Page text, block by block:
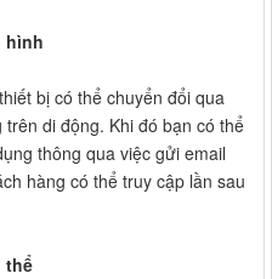
hình
bị có thể chuyển đổi qua
di động. Khi đó bạn có thể
thông qua việc gửi email
hàng có thể truy cập lần sau
thể